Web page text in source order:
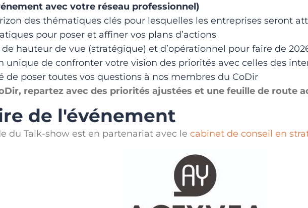
avec votre réseau professionnel)
des thématiques clés pour lesquelles les entreprises seront
pour poser et affiner vos plans d’actions
hauteur de vue (stratégique) et d’opérationnel pour faire de
unique de confronter votre vision des priorités avec celles des
de poser toutes vos questions à nos membres du CoDir
repartez avec des priorités ajustées et une feuille de route
de l'événement
du Talk-show est en partenariat avec le cabinet de conseil en